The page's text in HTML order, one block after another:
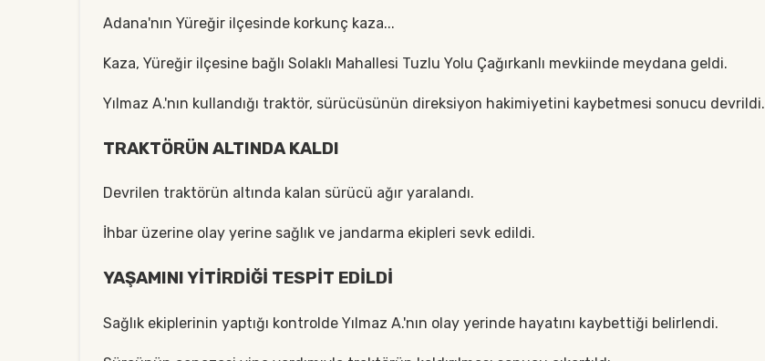
Adana'nın Yüreğir ilçesinde korkunç kaza...
Kaza, Yüreğir ilçesine bağlı Solaklı Mahallesi Tuzlu Yolu Çağırkanlı mevkiinde meydana geldi.
Yılmaz A.'nın kullandığı traktör, sürücüsünün direksiyon hakimiyetini kaybetmesi sonucu devrildi.
TRAKTÖRÜN ALTINDA KALDI
Devrilen traktörün altında kalan sürücü ağır yaralandı.
İhbar üzerine olay yerine sağlık ve jandarma ekipleri sevk edildi.
YAŞAMINI YİTİRDİĞİ TESPİT EDİLDİ
Sağlık ekiplerinin yaptığı kontrolde Yılmaz A.'nın olay yerinde hayatını kaybettiği belirlendi.